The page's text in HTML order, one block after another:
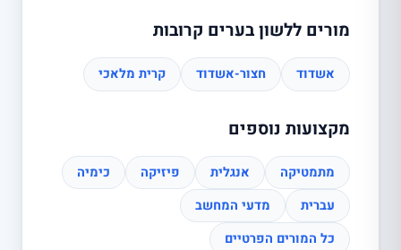
מורים ללשון בערים קרובות
אשדוד חצור-אשדוד קרית מלאכי
מקצועות נוספים
מתמטיקה אנגלית פיזיקה
כימיה
עברית
מדעי המחשב
כל המורים הפרטיים